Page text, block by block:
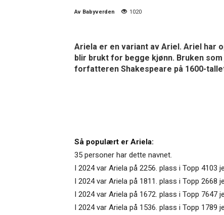
Av Babyverden 1020
Ariela er en variant av Ariel. Ariel har
blir brukt for begge kjønn. Bruken
forfatteren Shakespeare på 1600-
Så populært er Ariela:
35 personer har dette navnet.
I 2024 var Ariela på 2256. plass i Topp 4103
I 2024 var Ariela på 1811. plass i Topp 2668
I 2024 var Ariela på 1672. plass i Topp 7647
I 2024 var Ariela på 1536. plass i Topp 1789